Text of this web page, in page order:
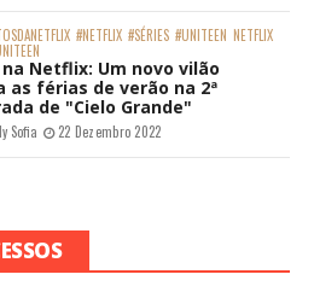
#NETFLIX #SÉRIES #UNITEEN NETFLIX
Netflix: Um novo vilão
as férias de verão na 2ª
de "Cielo Grande"
Sofia 22 Dezembro 2022